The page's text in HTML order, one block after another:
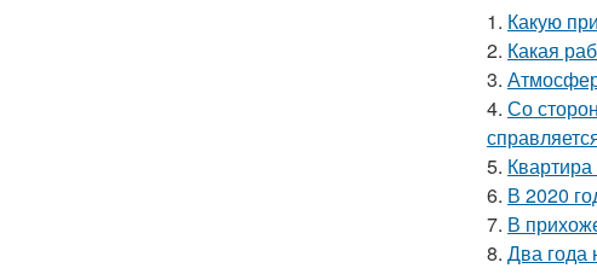
1. Какую
2. Какая
3.
4. Со
5.
6. В 2020
7. В
8. Два года